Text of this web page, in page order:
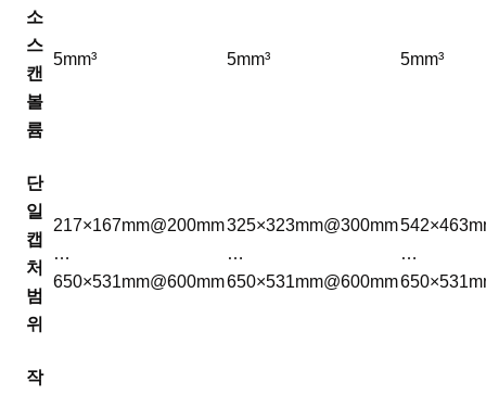
소
스
캔
볼
륨
5mm³ 5mm³ 5mm³
단
일
캡
처
범
위
217×167mm@200mm
…
650×531mm@600mm
325×323mm@300mm
…
650×531mm@600mm
…
작